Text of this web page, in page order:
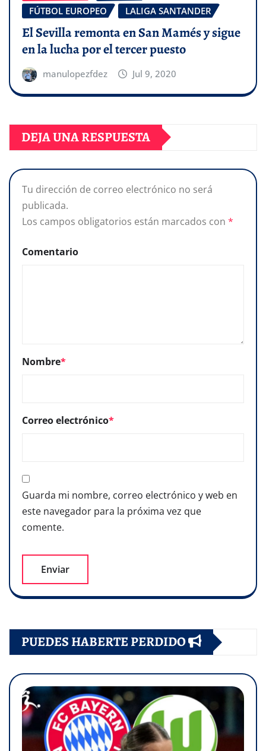
FÚTBOL EUROPEO
LALIGA SANTANDER
El Sevilla remonta en San Mamés y sigue
en la lucha por el tercer puesto
manulopezfdez Jul 9, 2020
DEJA UNA RESPUESTA
Tu dirección de correo electrónico no será
publicada.
Los campos obligatorios están marcados con *
Comentario
Nombre*
Correo electrónico*
Guarda mi nombre, correo electrónico y web en
este navegador para la próxima vez que
comente.
PUEDES HABERTE PERDIDO